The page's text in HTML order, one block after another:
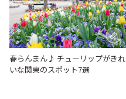
春らんまん♪ チューリップがきれ
いな関東のスポット7選